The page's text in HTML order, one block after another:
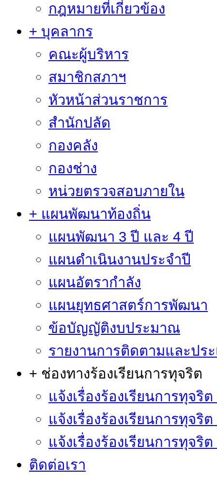
กฎหมายที่เกี่ยวข้อง
+ บุคลากร
คณะผู้บริหาร
สมาชิกสภาฯ
หัวหน้าส่วนราชการ
สำนักปลัด
กองคลัง
กองช่าง
หน่วยตรวจสอบภายใน
+ แผนพัฒนาท้องถิ่น
แผนพัฒนา 3 ปี และ 4 ปี
แผนดำเนินงานประจำปี
แผนอัตรากำลัง
แผนยุทธศาสตร์การพัฒนา
ข้อบัญญัติงบประมาณ
รายงานการติดตามและปร
+ ช่องทางร้องเรียนการทุจริต
แจ้งเรื่องร้องเรียนการทุจริ
แจ้งเรื่องร้องเรียนการทุจริ
แจ้งเรื่องร้องเรียนการทุจริ
ติดต่อเรา